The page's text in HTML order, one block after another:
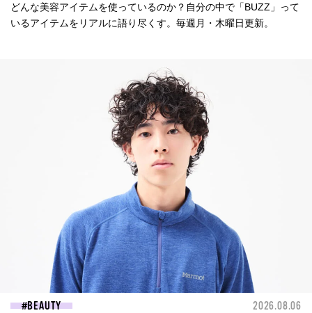
どんな美容アイテムを使っているのか？自分の中で「BUZZ」って
いるアイテムをリアルに語り尽くす。毎週月・木曜日更新。
BEAUTY 2026.08.06